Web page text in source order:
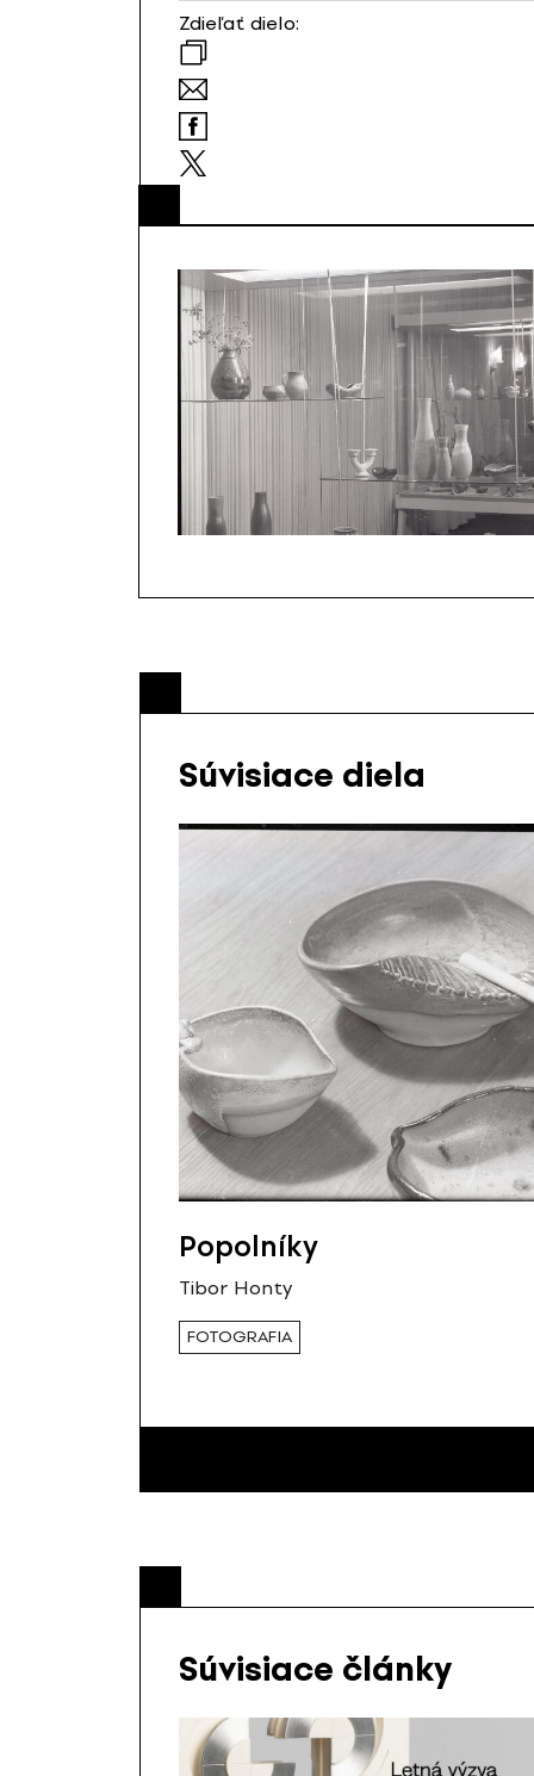
Zdieľať dielo:
Súvisiace diela
Popolníky
Tibor Honty
FOTOGRAFIA
Súvisiace články